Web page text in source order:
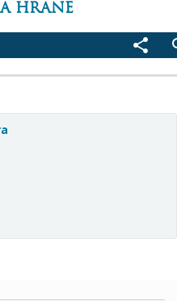
HRANE
share